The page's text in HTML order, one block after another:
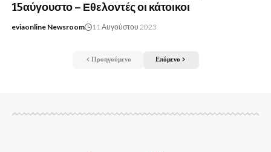
15αύγουστο – Εθελοντές οι κάτοικοι
eviaonline Newsroom 11 Αυγούστου 2023
Προηγούμενο Επόμενο